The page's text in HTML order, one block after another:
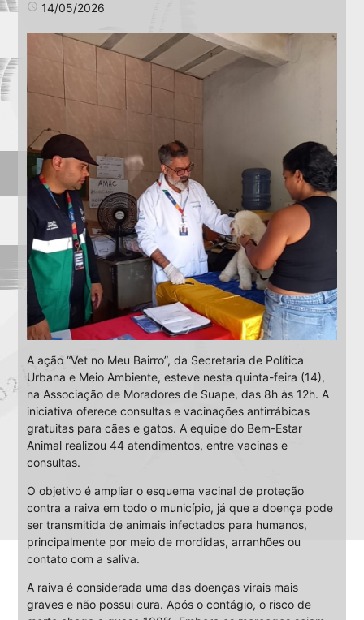
access_time 14/05/2026
A ação “Vet no Meu Bairro”, da Secretaria de Política
Urbana e Meio Ambiente, esteve nesta quinta-feira (14),
na Associação de Moradores de Suape, das 8h às 12h. A
iniciativa oferece consultas e vacinações antirrábicas
gratuitas para cães e gatos. A equipe do Bem-Estar
Animal realizou 44 atendimentos, entre vacinas e
consultas.
O objetivo é ampliar o esquema vacinal de proteção
contra a raiva em todo o município, já que a doença pode
ser transmitida de animais infectados para humanos,
principalmente por meio de mordidas, arranhões ou
contato com a saliva.
A raiva é considerada uma das doenças virais mais
graves e não possui cura. Após o contágio, o risco de